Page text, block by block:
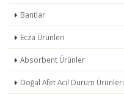
Bantlar
Ecza Ürünleri
Absorbent Ürünler
Doğal Afet Acil Durum Ürünleri